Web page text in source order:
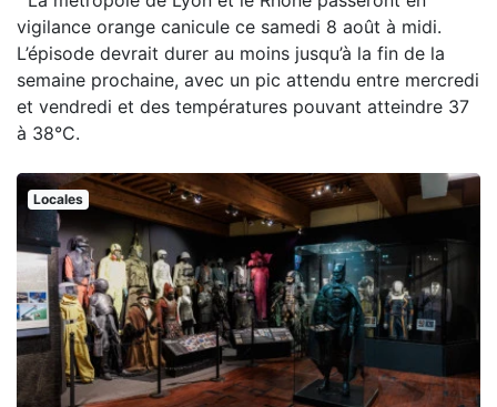
vigilance orange canicule ce samedi 8 août à midi.
L’épisode devrait durer au moins jusqu’à la fin de la
semaine prochaine, avec un pic attendu entre mercredi
et vendredi et des températures pouvant atteindre 37
à 38°C.
Locales